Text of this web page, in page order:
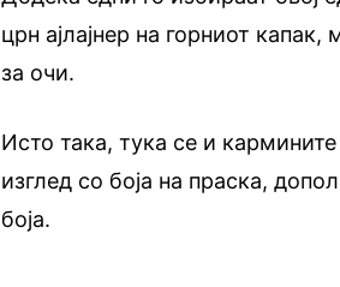
црн ајлајнер на горниот
за очи.
Исто така, тука се и
изглед со боја на праска,
боја.